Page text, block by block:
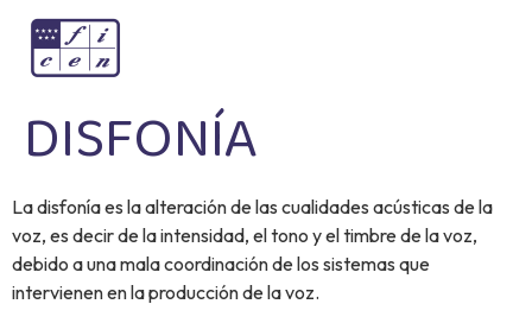
DISFONÍA
La disfonía es la alteración de las cualidades acústicas de la
voz, es decir de la intensidad, el tono y el timbre de la voz,
debido a una mala coordinación de los sistemas que
intervienen en la producción de la voz.